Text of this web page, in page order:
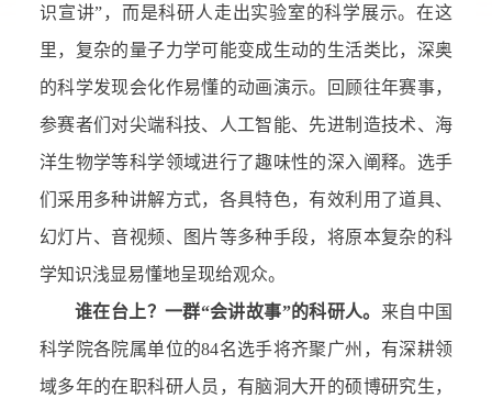
识宣讲”，而是科研人走出实验室的科学展示。在这
里，复杂的量子力学可能变成生动的生活类比，深奥
的科学发现会化作易懂的动画演示。
回顾往年赛事，
参赛者们对尖端科技、人工智能、先进制造技术、海
洋生物学等科学领域进行了趣味性的深入阐释。选手
们采用多种讲解方式，各具特色，有效利用了道具、
幻灯片、音视频、图片等多种手段，将原本复杂的科
学知识浅显易懂地呈现给观众。
谁在台上？一群“会讲故事”的科研人。 来自中国
科学院各院属单位的84名选手将齐聚广州，有深耕领
域多年的在职科研人员，有脑洞大开的硕博研究生，